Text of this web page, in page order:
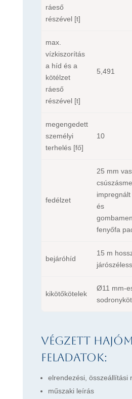
ráeső
részével [t]
max.
vízkiszorítás
a híd és a
kötélzet
ráeső
részével [t]
5,491
megengedett
személyi
terhelés [fő]
10
fedélzet
25 mm
impregnált
és
fenyőfa
bejáróhíd
15 m
kikötőkötelek
Ø11 mm-
Végzett
feladatok:
elrendezési, összeállítási
műszaki leírás